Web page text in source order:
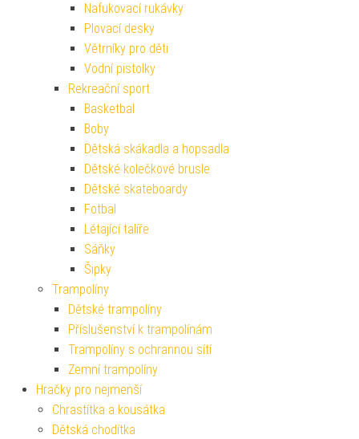
Nafukovací rukávky
Plovací desky
Větrníky pro děti
Vodní pistolky
Rekreační sport
Basketbal
Boby
Dětská skákadla a hopsadla
Dětské kolečkové brusle
Dětské skateboardy
Fotbal
Létající talíře
Sáňky
Šipky
Trampolíny
Dětské trampolíny
Příslušenství k trampolínám
Trampolíny s ochrannou sítí
Zemní trampolíny
Hračky pro nejmenší
Chrastítka a kousátka
Dětská chodítka